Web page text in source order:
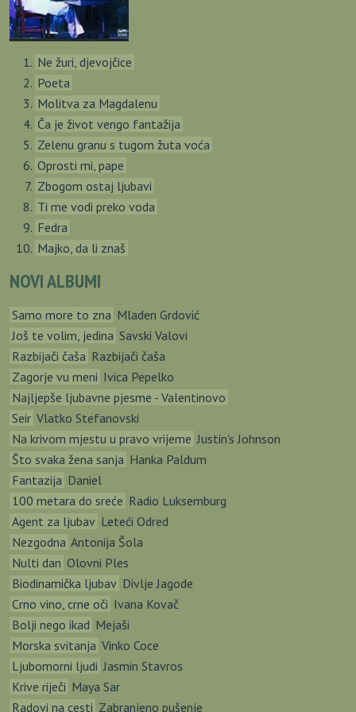
Ne žuri, djevojčice
Poeta
Molitva za Magdalenu
Ča je život vengo fantažija
Zelenu granu s tugom žuta voća
Oprosti mi, pape
Zbogom ostaj ljubavi
Ti me vodi preko voda
Fedra
Majko, da li znaš
NOVI ALBUMI
Samo more to zna Mladen Grdović
Još te volim, jedina Savski Valovi
Razbijači čaša Razbijači čaša
Zagorje vu meni Ivica Pepelko
Najljepše ljubavne pjesme - Valentinovo
Seir Vlatko Stefanovski
Na krivom mjestu u pravo vrijeme Justin's Johnson
Što svaka žena sanja Hanka Paldum
Fantazija Daniel
100 metara do sreće Radio Luksemburg
Agent za ljubav Leteći Odred
Nezgodna Antonija Šola
Nulti dan Olovni Ples
Biodinamička ljubav Divlje Jagode
Crno vino, crne oči Ivana Kovač
Bolji nego ikad Mejaši
Morska svitanja Vinko Coce
Ljubomorni ljudi Jasmin Stavros
Krive riječi Maya Sar
Radovi na cesti Zabranjeno pušenje